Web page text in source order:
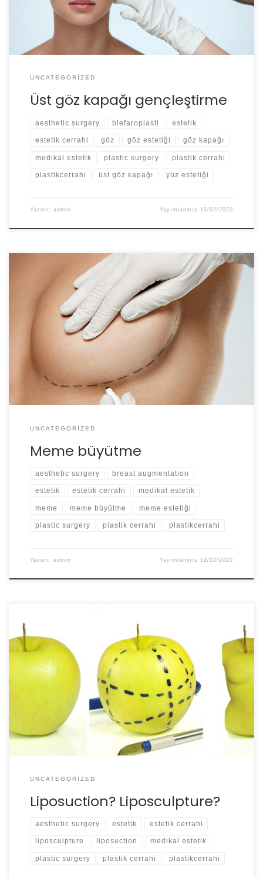
UNCATEGORIZED
Üst göz kapağı gençleştirme
aesthetic surgery blefaroplasti estetik
estetik cerrahi göz göz estetiği göz kapağı
medikal estetik plastic surgery plastik cerrahi
plastikcerrahi üst göz kapağı yüz estetiği
Yazarı: admin Yayımlanmış 19/02/2020
Meme protezleri, çok değişik ebatlarda üretilmektedir.
Bu şekilde, her hastanın anatomik özelliklerine uygun
protezler seçmek mümkün olmaktadır.
UNCATEGORIZED
Meme büyütme
aesthetic surgery breast augmentation
estetik estetik cerrahi medikal estetik
meme meme büyütme meme estetiği
plastic surgery plastik cerrahi plastikcerrahi
Yazarı: admin Yayımlanmış 19/02/2020
Eski kıyafetlerinizin içine girmekte zorlanıyor musunuz?
Fazla kilolarınız mı var? Hepsinden kurtulmak mı
istiyorsunuz? Çözüm çok basit… Spor yapın ve sağlıklı
beslenin. Unutmayın! Ne yiyorsanız O’sunuz!
UNCATEGORIZED
Liposuction? Liposculpture?
aesthetic surgery estetik estetik cerrahi
liposculpture liposuction medikal estetik
plastic surgery plastik cerrahi plastikcerrahi